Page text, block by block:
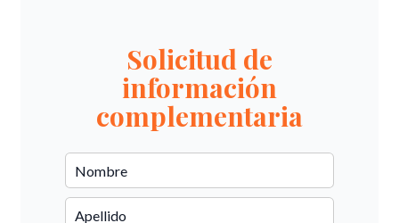
Solicitud de
información
complementaria